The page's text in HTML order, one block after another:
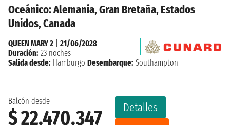
Oceánico: Alemania, Gran Bretaña, Estados
Unidos, Canada
Balcón desde
$ 22.470.347
Detalles
QUEEN MARY 2
21/06/2028
Duración: 23 noches
Salida desde: Hamburgo Desembarque: Southampton